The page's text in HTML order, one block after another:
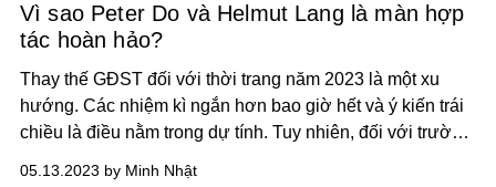
Vì sao Peter Do và Helmut Lang là màn hợp
tác hoàn hảo?
Thay thế GĐST đối với thời trang năm 2023 là một xu
hướng. Các nhiệm kì ngắn hơn bao giờ hết và ý kiến trái
chiều là điều nằm trong dự tính. Tuy nhiên, đối với trường
05.13.2023 by Minh Nhật